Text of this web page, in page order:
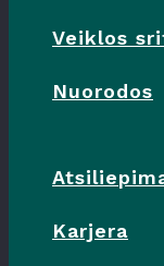
Veiklos
Nuorodos
Karjera